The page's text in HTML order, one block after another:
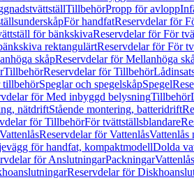
TillbehörPropp för avlopp
För handfatReservdelar för
för bänkskivaReservdelar för För
rektangulärtReservdelar för För
skåpReservdelar för Mellanhöga
TillbehörReservdelar för Tillbehör
tillbehörSpeglar och spegelskåpSpegel
för Med inbyggd belysningTillbehör
nätdriftStående montering, batteridrift
för TillbehörFör tvättställsblandare
VattenlåsReservdelar för VattenlåsVattenlås
för handfat, kompaktmodellDolda
för AnslutningarPackningar
Reservdelar för